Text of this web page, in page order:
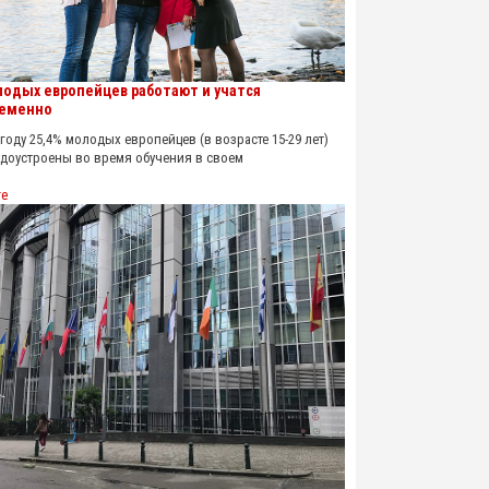
европейцев работают и учатся
25,4% молодых европейцев (в возрасте 15-29 лет)
во время обучения в своем